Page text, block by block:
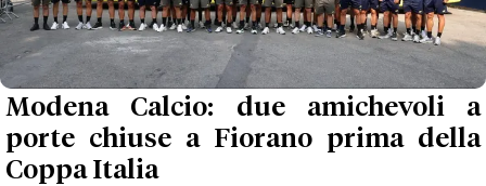
Modena Calcio: due amichevoli a
porte chiuse a Fiorano prima della
Coppa Italia